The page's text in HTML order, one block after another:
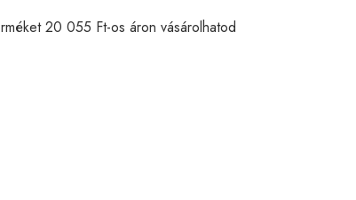
20 055 Ft-os áron vásárolhatod